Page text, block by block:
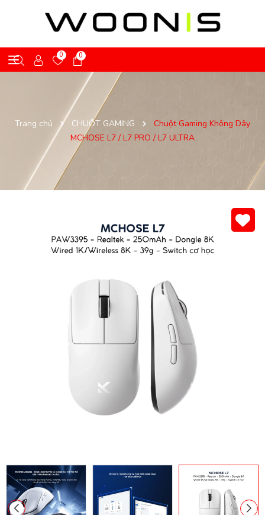
0 0
Trang chủ CHUỘT GAMING
Chuột Gaming Không Dây
MCHOSE L7 / L7 PRO / L7 ULTRA